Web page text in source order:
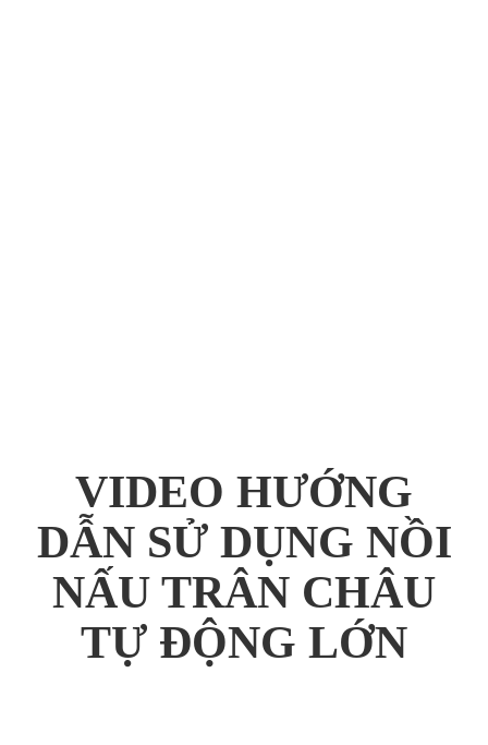
VIDEO HƯỚNG
DẪN SỬ DỤNG NỒI
NẤU TRÂN CHÂU
TỰ ĐỘNG LỚN